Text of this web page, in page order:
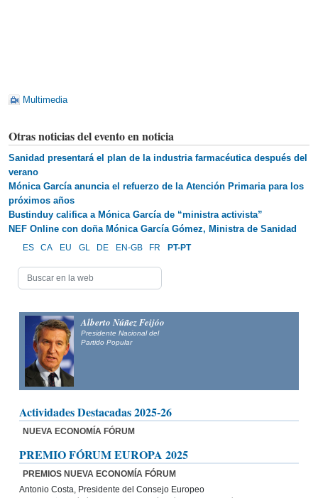
Multimedia
Otras noticias del evento en noticia
Sanidad presentará el plan de la industria farmacéutica después del
verano
Mónica García anuncia el refuerzo de la Atención Primaria para los
próximos años
Bustinduy califica a Mónica García de “ministra activista”
NEF Online con doña Mónica García Gómez, Ministra de Sanidad
ES CA EU GL DE EN-GB FR PT-PT
Alberto Núñez Feijóo
Presidente Nacional del
Partido Popular
Actividades Destacadas 2025-26
NUEVA ECONOMÍA FÓRUM
PREMIO FÓRUM EUROPA 2025
PREMIOS NUEVA ECONOMÍA FÓRUM
Antonio Costa, Presidente del Consejo Europeo